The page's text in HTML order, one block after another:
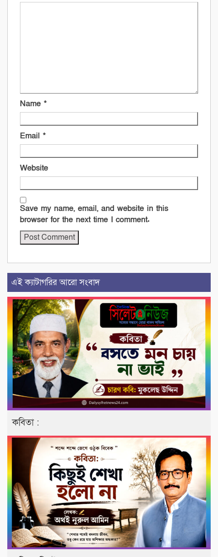
Name *
Email *
Website
Save my name, email, and website in this
browser for the next time I comment.
এই ক্যাটাগরির আরো সংবাদ
কবিতা :